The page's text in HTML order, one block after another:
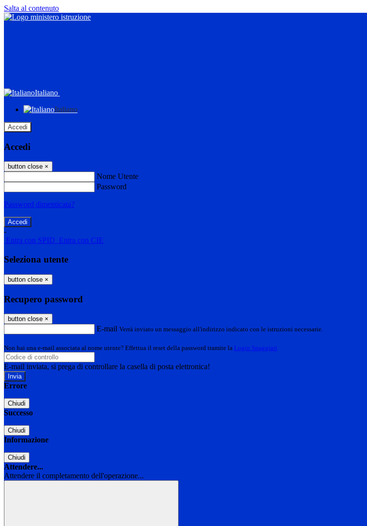
Salta al contenuto
Italiano
Italiano
Accedi
Accedi
button close ×
Nome Utente
Password
Password dimenticata?
-
Entra con SPID Entra con CIE
Seleziona utente
button close ×
Recupero password
button close ×
E-mail Verrà inviato un messaggio all'indirizzo indicato con le istruzioni necessarie.
Non hai una e-mail associata al nome utente? Effettua il reset della password tramite la Login Spaggiari
E-mail inviata, si prega di controllare la casella di posta elettronica!
Errore
Chiudi
Successo
Chiudi
Informazione
Chiudi
Attendere...
Attendere il completamento dell'operazione...